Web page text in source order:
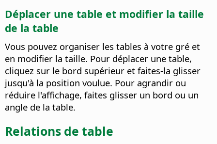
Déplacer une table et modifier la taille
de la table
Vous pouvez organiser les tables à votre gré et
en modifier la taille. Pour déplacer une table,
cliquez sur le bord supérieur et faites-la glisser
jusqu'à la position voulue. Pour agrandir ou
réduire l'affichage, faites glisser un bord ou un
angle de la table.
Relations de table